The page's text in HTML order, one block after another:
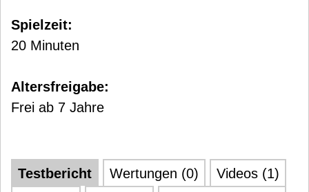
Spielzeit:
20 Minuten
Altersfreigabe:
Frei ab 7 Jahre
Testbericht Wertungen (0)
Videos (1)